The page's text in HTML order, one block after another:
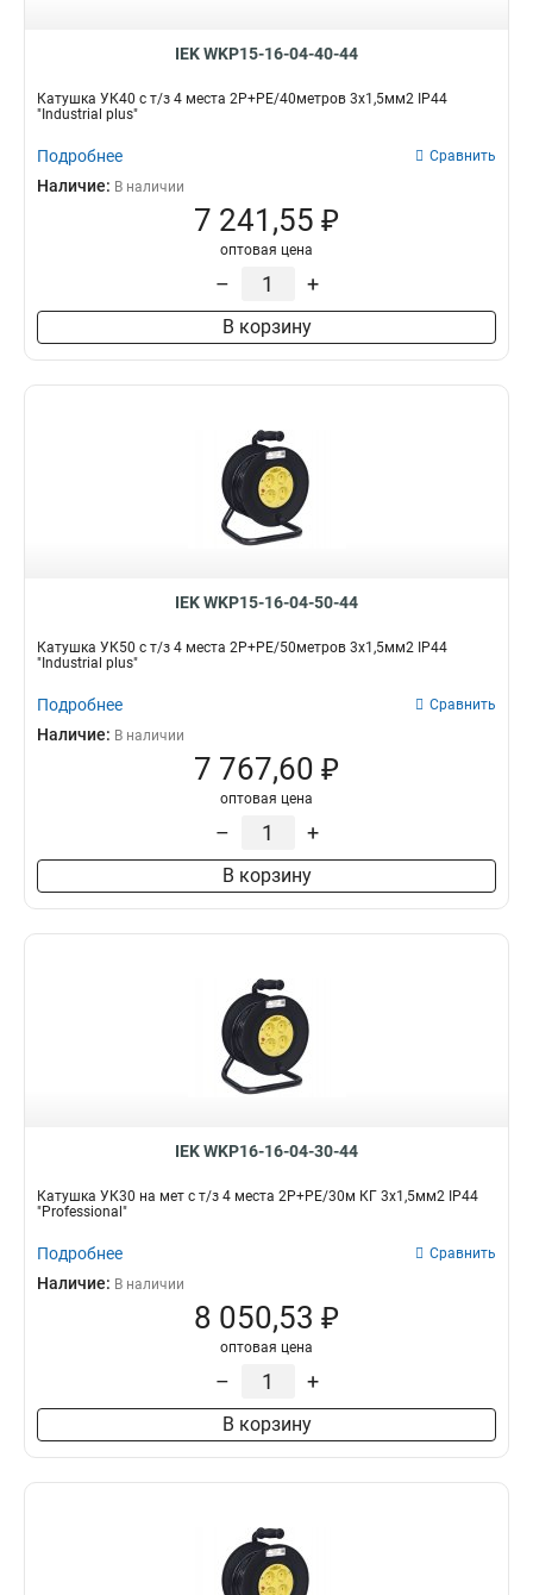
IEK WKP15-16-04-40-44
Катушка УК40 с т/з 4 места 2Р+PЕ/40метров 3х1,5мм2 IP44
"Industrial plus"
Подробнее Сравнить
Наличие: В наличии
7 241,55 ₽
оптовая цена
– +
В корзину
IEK WKP15-16-04-50-44
Катушка УК50 с т/з 4 места 2Р+PЕ/50метров 3х1,5мм2 IP44
"Industrial plus"
Подробнее Сравнить
Наличие: В наличии
7 767,60 ₽
оптовая цена
– +
В корзину
IEK WKP16-16-04-30-44
Катушка УК30 на мет с т/з 4 места 2Р+PЕ/30м КГ 3х1,5мм2 IP44
"Professional"
Подробнее Сравнить
Наличие: В наличии
8 050,53 ₽
оптовая цена
– +
В корзину